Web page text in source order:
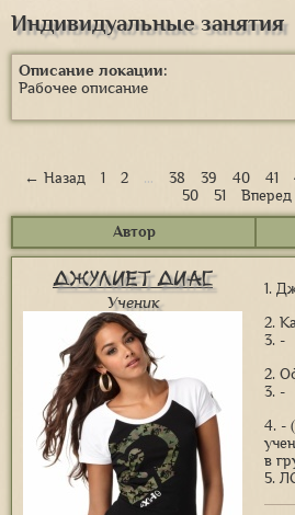
Индивидуальные занятия
Описание локации:
Рабочее описание
← Назад 1 2 … 38 39 40 41
50
51
Автор
Джулиет Диас
Ученик
1.
2.
3. -
2.
3. -
4. -
в
5.